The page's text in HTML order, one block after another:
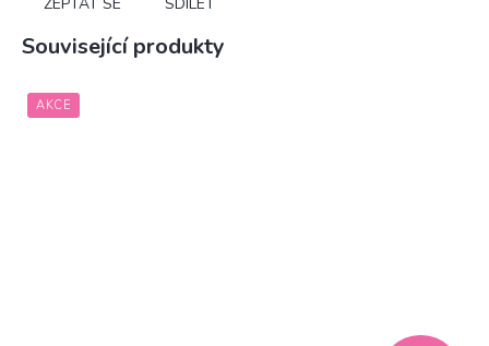
Související produkty
AKCE